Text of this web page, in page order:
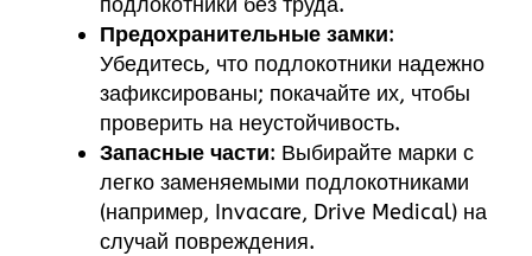
Предохранительные замки:
Убедитесь, что подлокотники надежно
зафиксированы; покачайте их, чтобы
проверить на неустойчивость.
Запасные части: Выбирайте марки с
легко заменяемыми подлокотниками
(например, Invacare, Drive Medical) на
случай повреждения.